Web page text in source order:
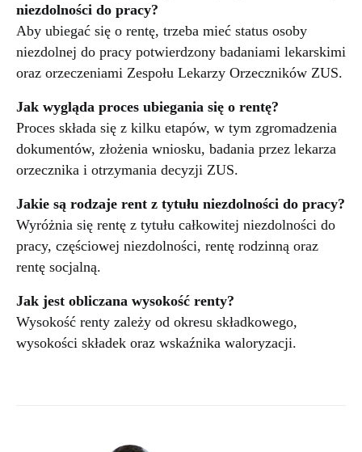
niezdolności do pracy?
Aby ubiegać się o rentę, trzeba mieć status osoby
niezdolnej do pracy potwierdzony badaniami lekarskimi
oraz orzeczeniami Zespołu Lekarzy Orzeczników ZUS.
Jak wygląda proces ubiegania się o rentę?
Proces składa się z kilku etapów, w tym zgromadzenia
dokumentów, złożenia wniosku, badania przez lekarza
orzecznika i otrzymania decyzji ZUS.
Jakie są rodzaje rent z tytułu niezdolności do pracy?
Wyróżnia się rentę z tytułu całkowitej niezdolności do
pracy, częściowej niezdolności, rentę rodzinną oraz
rentę socjalną.
Jak jest obliczana wysokość renty?
Wysokość renty zależy od okresu składkowego,
wysokości składek oraz wskaźnika waloryzacji.